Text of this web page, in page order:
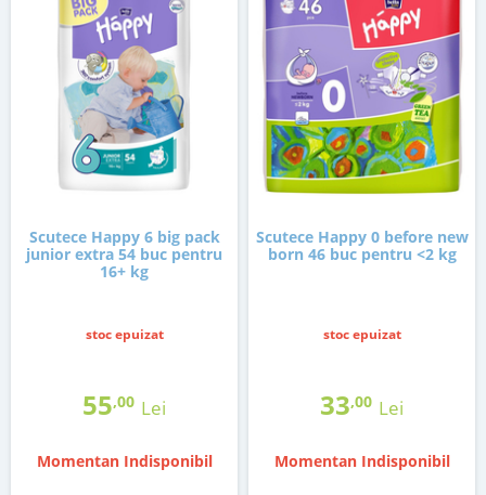
Scutece Happy 6 big pack
junior extra 54 buc pentru
16+ kg
stoc epuizat
55,00 Lei
Momentan Indisponibil
Scutece Happy 0 before new
born 46 buc pentru <2 kg
stoc epuizat
33,00 Lei
Momentan Indisponibil